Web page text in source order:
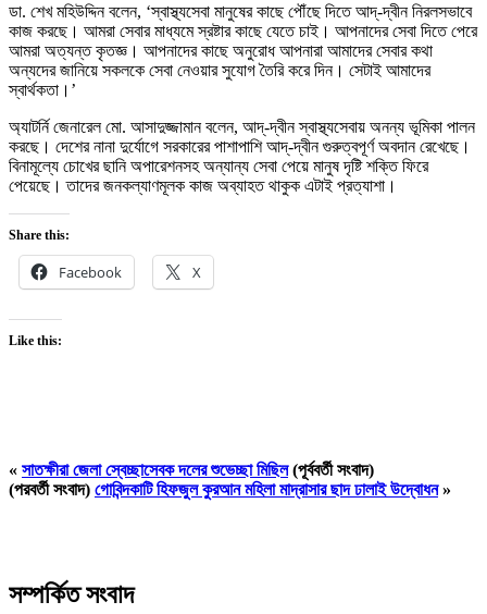
ডা. শেখ মহিউদ্দিন বলেন, ‘স্বাস্থ্যসেবা মানুষের কাছে পৌঁছে দিতে আদ্-দ্বীন নিরলসভাবে
কাজ করছে। আমরা সেবার মাধ্যমে স্রষ্টার কাছে যেতে চাই। আপনাদের সেবা দিতে পেরে
আমরা অত্যন্ত কৃতজ্ঞ। আপনাদের কাছে অনুরোধ আপনারা আমাদের সেবার কথা
অন্যদের জানিয়ে সকলকে সেবা নেওয়ার সুযোগ তৈরি করে দিন। সেটাই আমাদের
স্বার্থকতা।’
অ্যাটর্নি জেনারেল মো. আসাদুজ্জামান বলেন, আদ্-দ্বীন স্বাস্থ্যসেবায় অনন্য ভূমিকা পালন
করছে। দেশের নানা দুর্যোগে সরকারের পাশাপাশি আদ্-দ্বীন গুরুত্বপূর্ণ অবদান রেখেছে।
বিনামূল্যে চোখের ছানি অপারেশনসহ অন্যান্য সেবা পেয়ে মানুষ দৃষ্টি শক্তি ফিরে
পেয়েছে। তাদের জনকল্যাণমূলক কাজ অব্যাহত থাকুক এটাই প্রত্যাশা।
Share this:
Facebook X
Like this:
« সাতক্ষীরা জেলা স্বেচ্ছাসেবক দলের শুভেচ্ছা মিছিল(পূর্ববর্তী সংবাদ)
(পরবর্তী সংবাদ) গোবিন্দকাটি হিফজুল কুরআন মহিলা মাদ্রাসার ছাদ ঢালাই উদ্বোধন»
সম্পর্কিত সংবাদ